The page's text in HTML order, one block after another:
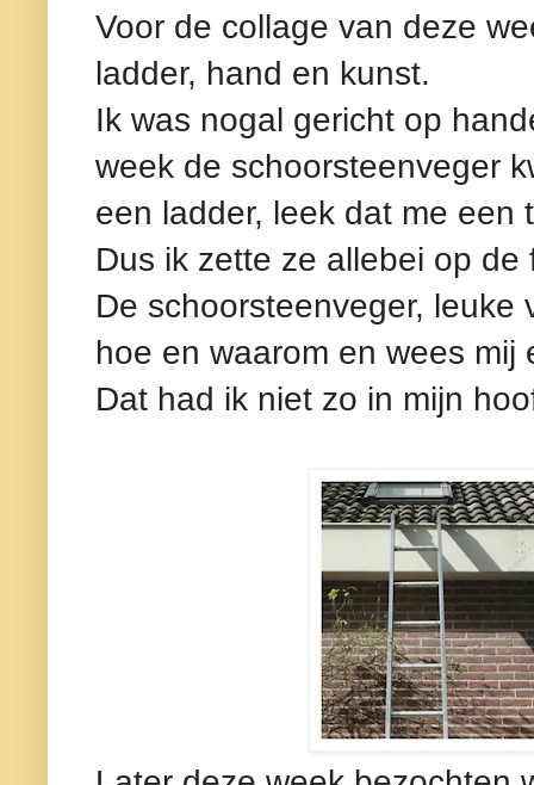
Voor de collage van deze
ladder, hand en kunst.
Ik was nogal gericht op
week de schoorsteenveger
een ladder, leek dat me een
Dus ik zette ze allebei op
De schoorsteenveger,
hoe en waarom en wees
Dat had ik niet zo in mijn